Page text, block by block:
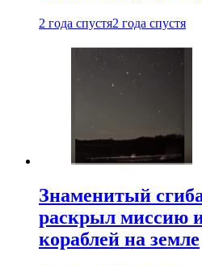
2 года спустя2 года спустя
Знаменитый
раскрыл миссию
кораблей на земле